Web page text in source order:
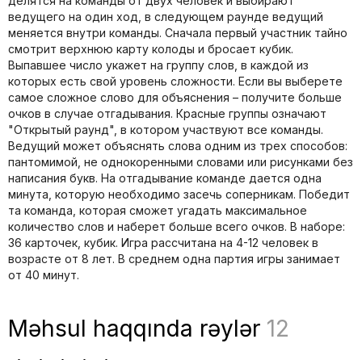
ведущего на один ход, в следующем раунде ведущий
меняется внутри команды. Сначала первый участник тайно
смотрит верхнюю карту колоды и бросает кубик.
Выпавшее число укажет на группу слов, в каждой из
которых есть свой уровень сложности. Если вы выберете
самое сложное слово для объяснения – получите больше
очков в случае отгадывания. Красные группы означают
"Открытый раунд", в котором участвуют все команды.
Ведущий может объяснять слова одним из трех способов:
пантомимой, не однокоренными словами или рисунками без
написания букв. На отгадывание команде дается одна
минута, которую необходимо засечь соперникам. Победит
та команда, которая сможет угадать максимальное
количество слов и наберет больше всего очков. В наборе:
36 карточек, кубик. Игра рассчитана на 4-12 человек в
возрасте от 8 лет. В среднем одна партия игры занимает
от 40 минут.
Məhsul haqqında rəylər 12